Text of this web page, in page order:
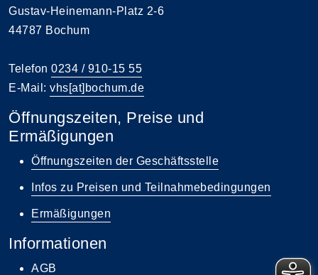
Gustav-Heinemann-Platz 2-6
44787 Bochum
Telefon 0234 / 910-15 55
E-Mail: vhs[at]bochum.de
Öffnungszeiten, Preise und
Ermäßigungen
Öffnungszeiten der Geschäftsstelle
Infos zu Preisen und Teilnahmebedingungen
Ermäßigungen
Informationen
AGB